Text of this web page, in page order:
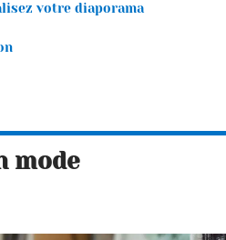
votre diaporama
mode